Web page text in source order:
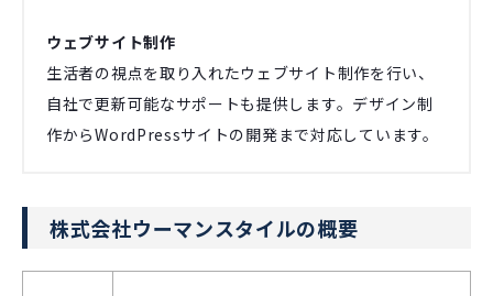
ウェブサイト制作
生活者の視点を取り入れたウェブサイト制作を行い、
自社で更新可能なサポートも提供します。デザイン制
作からWordPressサイトの開発まで対応しています。
株式会社ウーマンスタイルの概要